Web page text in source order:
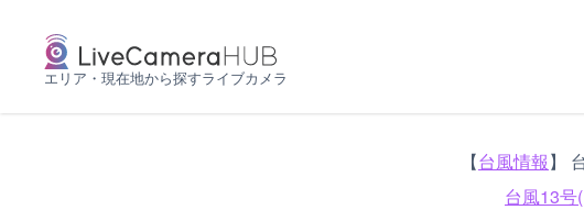
エリア・現在地から探すライブカメラ
【台風情報】
台風13号